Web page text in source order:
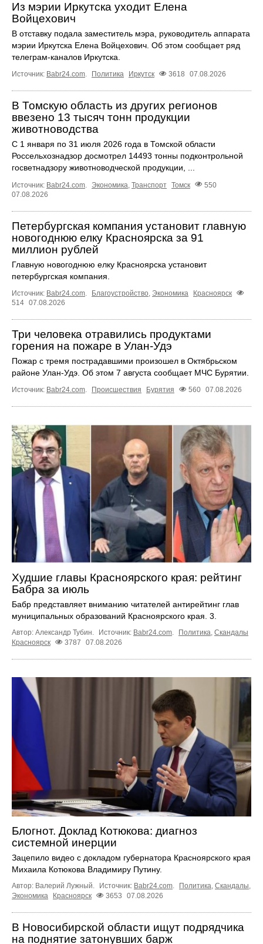
Из мэрии Иркутска уходит Елена
Войцехович
В отставку подала заместитель мэра, руководитель аппарата
мэрии Иркутска Елена Войцехович. Об этом сообщает ряд
телеграм‑каналов Иркутска.
Источник: Babr24.com. Политика Иркутск 3618 07.08.2026
В Томскую область из других регионов
ввезено 13 тысяч тонн продукции
животноводства
С 1 января по 31 июля 2026 года в Томской области
Россельхознадзор досмотрел 14493 тонны подконтрольной
госветнадзору животноводческой продукции, ...
Источник: Babr24.com Экономика Транспорт Томск
550
07.08.2026
Петербургская компания установит главную
новогоднюю елку Красноярска за 91
миллион рублей
Главную новогоднюю елку Красноярска установит
петербургская компания.
Источник: Babr24.com Благоустройство Экономика
Красноярск
514 07.08.2026
Три человека отравились продуктами
горения на пожаре в Улан-Удэ
Пожар с тремя пострадавшими произошел в Октябрьском
районе Улан-Удэ. Об этом 7 августа сообщает МЧС Бурятии.
Источник: Babr24.com Происшествия Бурятия 560 07.08.2026
Худшие главы Красноярского края: рейтинг
Бабра за июль
Бабр представляет вниманию читателей антирейтинг глав
муниципальных образований Красноярского края. 3.
Автор: Александр Тубин. Источник: Babr24.com. Политика, Скандалы
Красноярск
3787 07.08.2026
Блогнот. Доклад Котюкова: диагноз
системной инерции
Зацепило видео с докладом губернатора Красноярского края
Михаила Котюкова Владимиру Путину.
Автор: Валерий Лужный. Источник: Babr24.com. Политика, Скандалы,
Экономика
Красноярск 3653 07.08.2026
В Новосибирской области ищут подрядчика
на поднятие затонувших барж